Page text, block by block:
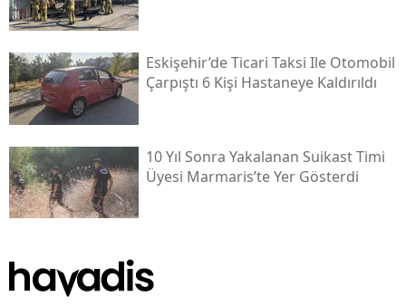
Eskişehir’de Ticari Taksi Ile Otomobil
Çarpıştı 6 Kişi Hastaneye Kaldırıldı
10 Yıl Sonra Yakalanan Suikast Timi
Üyesi Marmaris’te Yer Gösterdi